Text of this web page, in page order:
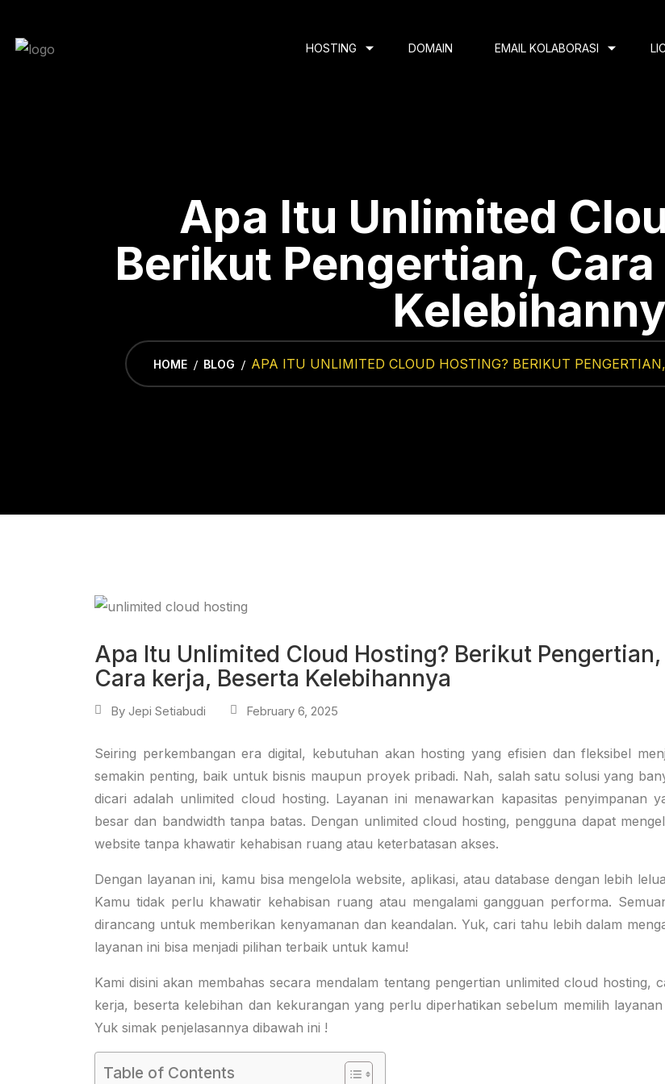
content
HOSTING DOMAIN EMAIL KOLABORASI
Apa Itu Unlimited
Berikut Pengertian,
HOME BLOG APA ITU UNLIMITED CLOUD HOSTING? BERIKUT
Apa Itu Unlimited Cloud Hosting? Berikut Pengertian,
Cara kerja, Beserta Kelebihannya
By Jepi Setiabudi February 6, 2025
Seiring perkembangan era digital, kebutuhan akan hosting yang efisien dan fleksibel
semakin penting, baik untuk bisnis maupun proyek pribadi. Nah, salah satu solusi yang
dicari adalah unlimited cloud hosting. Layanan ini menawarkan kapasitas penyimpanan
besar dan bandwidth tanpa batas. Dengan unlimited cloud hosting, pengguna dapat
website tanpa khawatir kehabisan ruang atau keterbatasan akses.
Dengan layanan ini, kamu bisa mengelola website, aplikasi, atau database dengan lebih
Kamu tidak perlu khawatir kehabisan ruang atau mengalami gangguan performa.
dirancang untuk memberikan kenyamanan dan keandalan. Yuk, cari tahu lebih dalam
layanan ini bisa menjadi pilihan terbaik untuk kamu!
Kami disini akan membahas secara mendalam tentang pengertian unlimited cloud hosting,
kerja, beserta kelebihan dan kekurangan yang perlu diperhatikan sebelum memilih layanan
Yuk simak penjelasannya dibawah ini !
Table of Contents